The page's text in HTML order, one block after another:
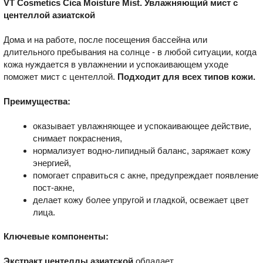
VT Cosmetics Cica Moisture Mist. Увлажняющий мист с
центеллой азиатской
Дома и на работе, после посещения бассейна или
длительного пребывания на солнце - в любой ситуации, когда
кожа нуждается в увлажнении и успокаивающем уходе
поможет мист с центеллой. Подходит для всех типов кожи.
Преимущества:
оказывает увлажняющее и успокаивающее действие,
снимает покраснения,
нормализует водно-липидный баланс, заряжает кожу
энергией,
помогает справиться с акне, предупреждает появление
пост-акне,
делает кожу более упругой и гладкой, освежает цвет
лица.
Ключевые компоненты:
Экстракт центеллы азиатской обладает